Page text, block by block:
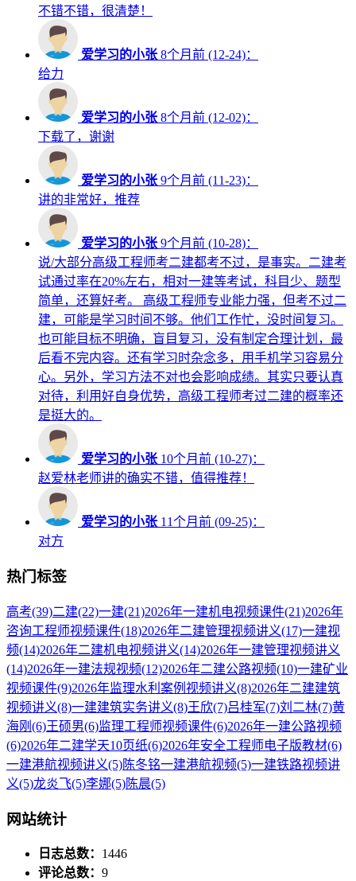
不错不错，很清楚！
爱学习的小张 8个月前 (12-24)：
给力
爱学习的小张 8个月前 (12-02)：
下载了，谢谢
爱学习的小张 9个月前 (11-23)：
讲的非常好，推荐
爱学习的小张 9个月前 (10-28)：
说/大部分高级工程师考二建都考不过，是事实。二建考
试通过率在20%左右，相对一建等考试，科目少、题型
简单，还算好考。 高级工程师专业能力强，但考不过二
建，可能是学习时间不够。他们工作忙，没时间复习。
也可能目标不明确，盲目复习，没有制定合理计划，最
后看不完内容。还有学习时杂念多，用手机学习容易分
心。另外，学习方法不对也会影响成绩。其实只要认真
对待，利用好自身优势，高级工程师考过二建的概率还
是挺大的。
爱学习的小张 10个月前 (10-27)：
赵爱林老师讲的确实不错，值得推荐！
爱学习的小张 11个月前 (09-25)：
对方
热门标签
高考(39)二建(22)一建(21)2026年一建机电视频课件(21)2026年
咨询工程师视频课件(18)2026年二建管理视频讲义(17)一建视
频(14)2026年二建机电视频讲义(14)2026年一建管理视频讲义
(14)2026年一建法规视频(12)2026年二建公路视频(10)一建矿业
视频课件(9)2026年监理水利案例视频讲义(8)2026年二建建筑
视频讲义(8)一建建筑实务讲义(8)王欣(7)吕桂军(7)刘二林(7)黄
海刚 (6)王硕男(6)监理工程师视频课件(6)2026年一建公路视频
(6)2026年二建学天10页纸(6)2026年安全工程师电子版教材(6)
一建港航视频讲义(5)陈冬铭一建港航视频(5)一建铁路视频讲
义(5)龙炎飞(5)李娜(5)陈晨(5)
网站统计
日志总数： 1446
评论总数： 9